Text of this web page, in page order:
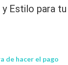
Estilo para tu
de hacer el pago